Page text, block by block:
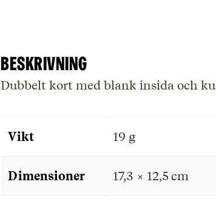
Beskrivning
Dubbelt kort med blank insida och
Vikt 19 g
Dimensioner 17,3 × 12,5 cm